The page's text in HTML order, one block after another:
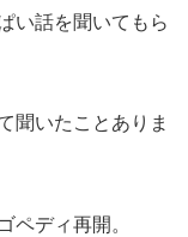
い話を聞いてもら
聞いたことありま
ペディ再開。